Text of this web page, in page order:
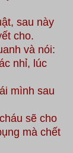
sau này
cho.
và nói:
nhỉ, lúc
mình sau
sẽ cho
mà chết